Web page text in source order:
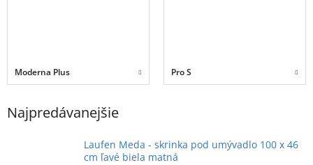
Moderna Plus Pro S
Najpredávanejšie
Laufen Meda - skrinka pod umývadlo 100 x 46
cm ľavé biela matná